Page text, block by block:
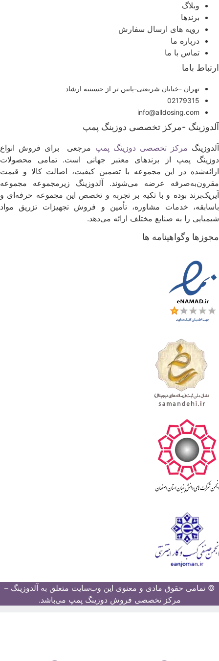
وبلاگ
برندها
رویه های ارسال سفارش
درباره ما
تماس با ما
ارتباط باما
تهران -خیابان شریعتی-پایین تر از حسینیه ارشاد
02179315
info@alldosing.com
آلدوزینگ -مرکز تخصصی دوزینگ پمپ
مرکز تخصصی دوزینگ پمپ مرجعی برای فروش انواع
دوزینگ پمپ از برندهای معتبر جهانی است. تمامی محصولات
ارائه‌شده در این مجموعه با تضمین کیفیت، اصالت کالا و قیمت
مقرون‌به‌صرفه عرضه می‌شوند. آلدوزینگ زیرمجموعه مجموعه
آیریک‌برند بوده و با تکیه بر تجربه و تخصص این مجموعه حرفه‌ای و
باسابقه، خدمات مشاوره، تأمین و فروش تجهیزات تزریق مواد
شیمیایی را به صنایع مختلف ارائه می‌دهد.
مجوزها وگواهینامه ها
© تمامی حقوق مادی و معنوی این وب‌سایت متعلق به آلدوزینگ –
مرکز تخصصی فروش دوزینگ پمپ می‌باشد.